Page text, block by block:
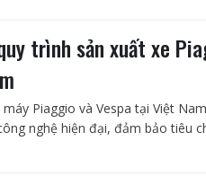
trình sản xuất xe
Piaggio và Vespa tại Việt
nghệ hiện đại, đảm bảo tiêu